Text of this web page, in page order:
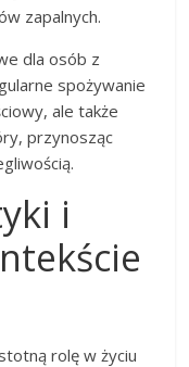
zapalnych.
dla osób z
spożywanie
ale także
przynosząc
i
rolę w życiu